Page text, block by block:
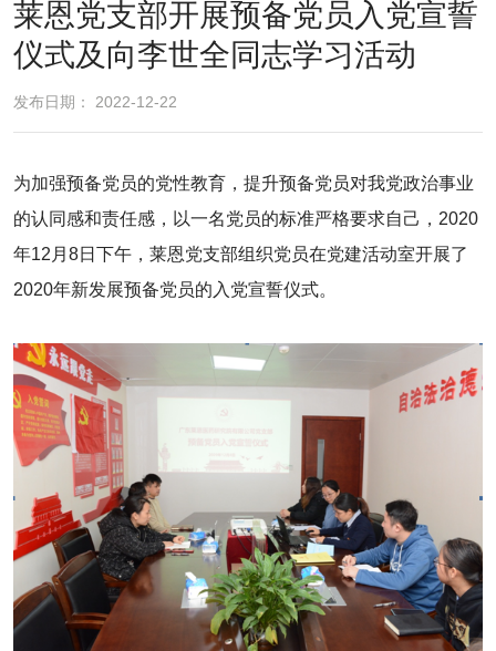
莱恩党支部开展预备党员入党宣誓
仪式及向李世全同志学习活动
发布日期： 2022-12-22
为加强预备党员的党性教育，提升预备党员对我党政治事业
的认同感和责任感，以一名党员的标准严格要求自己，2020
年12月8日下午，莱恩党支部组织党员在党建活动室开展了
2020年新发展预备党员的入党宣誓仪式。